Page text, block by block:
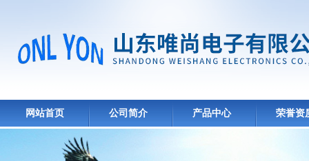
网站首页 公司简介 产品中心 荣誉资